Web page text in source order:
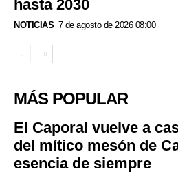
hasta 2030
NOTICIAS 7 de agosto de 2026 08:00
MÁS POPULAR
El Caporal vuelve a
del mítico mesón de
esencia de siempre